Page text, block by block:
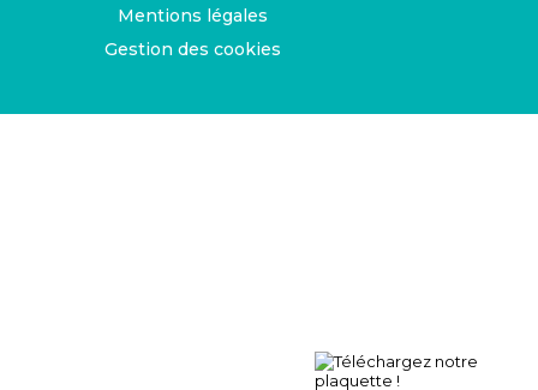
Mentions légales
Gestion des cookies